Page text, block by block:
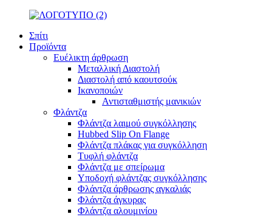
Σπίτι
Προϊόντα
Ευέλικτη άρθρωση
Μεταλλική Διαστολή
Διαστολή από καουτσούκ
Ικανοποιών
Αντισταθμιστής μανικιών
Φλάντζα
Φλάντζα λαιμού συγκόλλησης
Hubbed Slip On Flange
Φλάντζα πλάκας για συγκόλληση
Τυφλή φλάντζα
Φλάντζα με σπείρωμα
Υποδοχή φλάντζας συγκόλλησης
Φλάντζα άρθρωσης αγκαλιάς
Φλάντζα άγκυρας
Φλάντζα αλουμινίου